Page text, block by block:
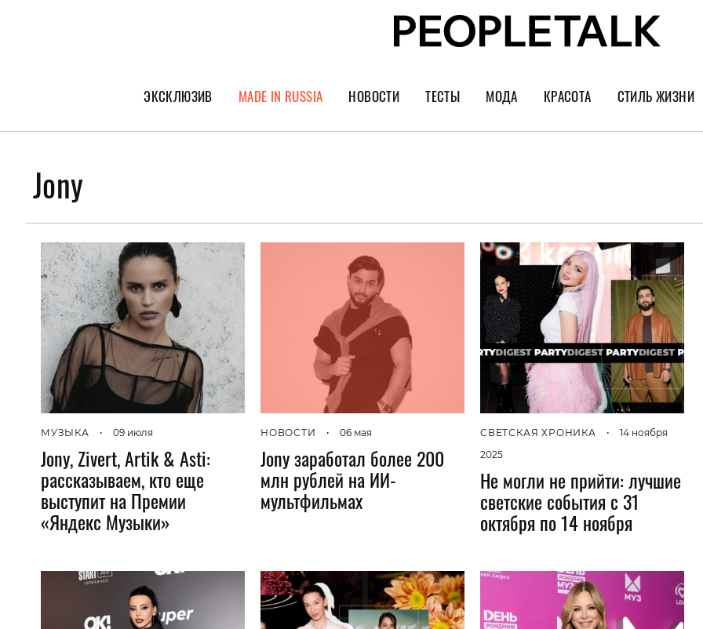
ЭКСКЛЮЗИВ
ГЕРОИ PEOPLETALK
ПОКОЛЕНИЕ
MADE IN RUSSIA НОВОСТИ ТЕСТЫ МОДА
Тренды
Украшения и часы
КРАСОТА
Уход за лицом
Парфюм
Спорт
Диеты
Пластика
СТИЛЬ ЖИЗНИ
Культура
Психология
Астрология
Музыка
Дизайн
Гаджеты и
Мнение
Jony
МУЗЫКА • 09 июля
Jony, Zivert, Artik & Asti:
рассказываем, кто еще
выступит на Премии
«Яндекс Музыки»
НОВОСТИ • 06 мая
Jony заработал более 200
млн рублей на ИИ-
мультфильмах
СВЕТСКАЯ ХРОНИКА •
14 ноября
2025
Не могли не прийти: лучшие
светские события с 31
октября по 14 ноября